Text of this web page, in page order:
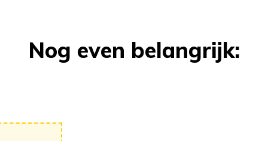
Nog even belangrijk: